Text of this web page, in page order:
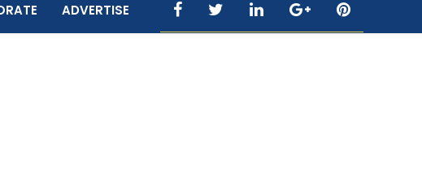
ADVERTISE